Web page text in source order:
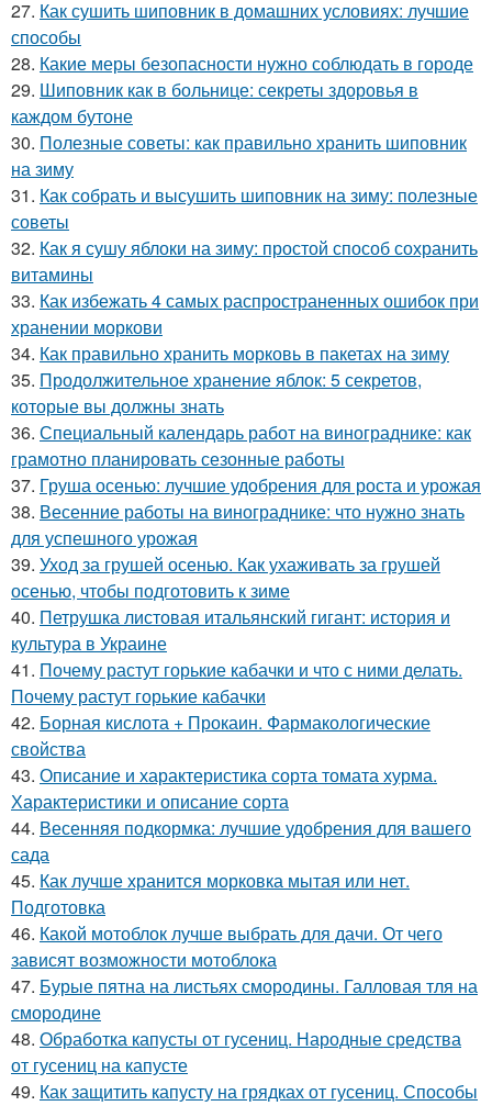
27. Как сушить шиповник в домашних условиях: лучшие
способы
28. Какие меры безопасности нужно соблюдать в городе
29. Шиповник как в больнице: секреты здоровья в
каждом бутоне
30. Полезные советы: как правильно хранить шиповник
на зиму
31. Как собрать и высушить шиповник на зиму: полезные
советы
32. Как я сушу яблоки на зиму: простой способ сохранить
витамины
33. Как избежать 4 самых распространенных ошибок при
хранении моркови
34. Как правильно хранить морковь в пакетах на зиму
35. Продолжительное хранение яблок: 5 секретов,
которые вы должны знать
36. Специальный календарь работ на винограднике: как
грамотно планировать сезонные работы
37. Груша осенью: лучшие удобрения для роста и урожая
38. Весенние работы на винограднике: что нужно знать
для успешного урожая
39. Уход за грушей осенью. Как ухаживать за грушей
осенью, чтобы подготовить к зиме
40. Петрушка листовая итальянский гигант: история и
культура в Украине
41. Почему растут горькие кабачки и что с ними делать.
Почему растут горькие кабачки
42. Борная кислота + Прокаин. Фармакологические
свойства
43. Описание и характеристика сорта томата хурма.
Характеристики и описание сорта
44. Весенняя подкормка: лучшие удобрения для вашего
сада
45. Как лучше хранится морковка мытая или нет.
Подготовка
46. Какой мотоблок лучше выбрать для дачи. От чего
зависят возможности мотоблока
47. Бурые пятна на листьях смородины. Галловая тля на
смородине
48. Обработка капусты от гусениц. Народные средства
от гусениц на капусте
49. Как защитить капусту на грядках от гусениц. Способы